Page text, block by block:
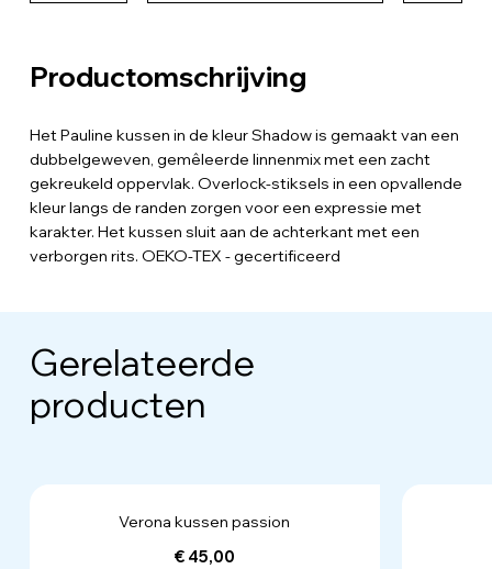
Productomschrijving
Het Pauline kussen in de kleur Shadow is gemaakt van een
dubbelgeweven, gemêleerde linnenmix met een zacht
gekreukeld oppervlak. Overlock-stiksels in een opvallende
kleur langs de randen zorgen voor een expressie met
karakter. Het kussen sluit aan de achterkant met een
verborgen rits. OEKO-TEX - gecertificeerd
Gerelateerde
producten
Verona kussen passion
€ 45,00